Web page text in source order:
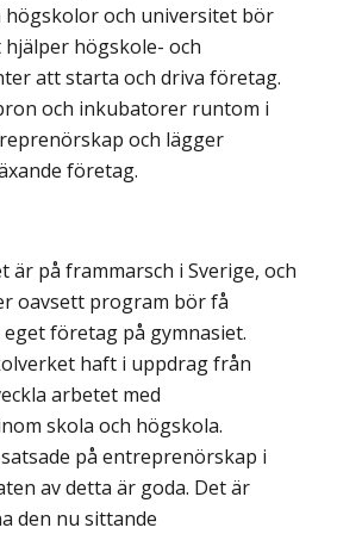
högskolor och universitet bör
högskole- och
att starta och driva företag.
och inkubatorer runtom i
och lägger
företag.
är på frammarsch i Sverige, och
oavsett program bör få
företag på gymnasiet.
haft i uppdrag från
arbetet med
skola och högskola.
på entreprenörskap i
av detta är goda. Det är
den nu sittande